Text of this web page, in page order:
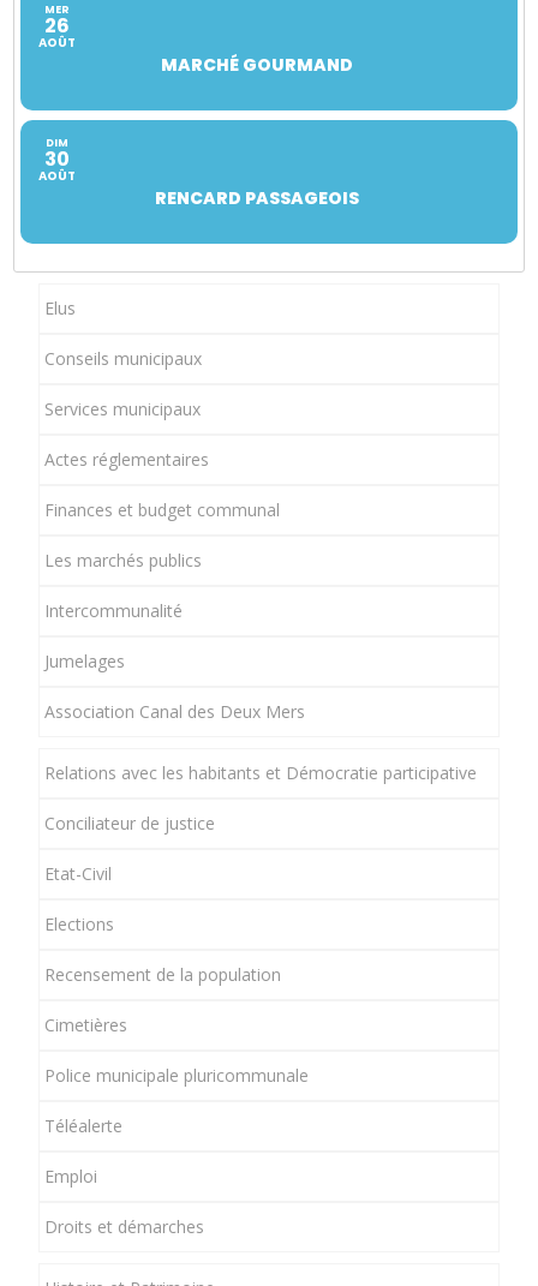
MER
26
AOÛT
MARCHÉ GOURMAND
DIM
30
AOÛT
RENCARD PASSAGEOIS
Elus
Conseils municipaux
Services municipaux
Actes réglementaires
Finances et budget communal
Les marchés publics
Intercommunalité
Jumelages
Association Canal des Deux Mers
Relations avec les habitants et Démocratie participative
Conciliateur de justice
Etat-Civil
Elections
Recensement de la population
Cimetières
Police municipale pluricommunale
Téléalerte
Emploi
Droits et démarches